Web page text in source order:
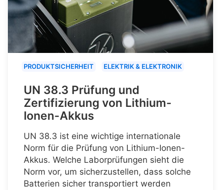
PRODUKTSICHERHEIT ELEKTRIK & ELEKTRONIK
UN 38.3 Prüfung und
Zertifizierung von Lithium-
Ionen-Akkus
UN 38.3 ist eine wichtige internationale
Norm für die Prüfung von Lithium-Ionen-
Akkus. Welche Laborprüfungen sieht die
Norm vor, um sicherzustellen, dass solche
Batterien sicher transportiert werden